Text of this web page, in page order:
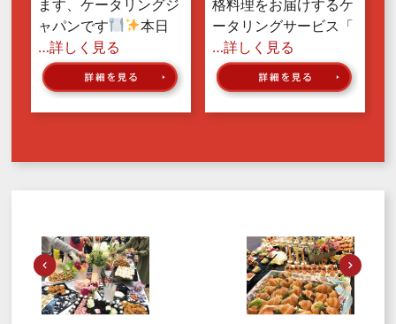
ます、ケータリングジ
ャパンです
本日
…詳しく見る
格料理をお届けするケ
ータリングサービス「
…詳しく見る